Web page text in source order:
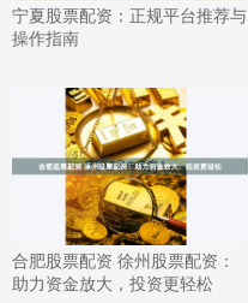
宁夏股票配资：正规平台推荐与
操作指南
合肥股票配资 徐州股票配资：
助力资金放大，投资更轻松